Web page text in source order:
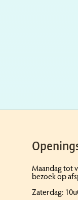
Maandag tot
bezoek op
Zaterdag: